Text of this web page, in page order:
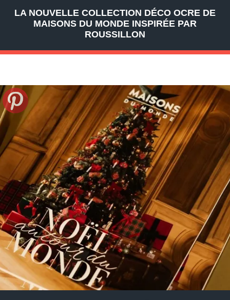
LA NOUVELLE COLLECTION DÉCO OCRE DE
MAISONS DU MONDE INSPIRÉE PAR
ROUSSILLON